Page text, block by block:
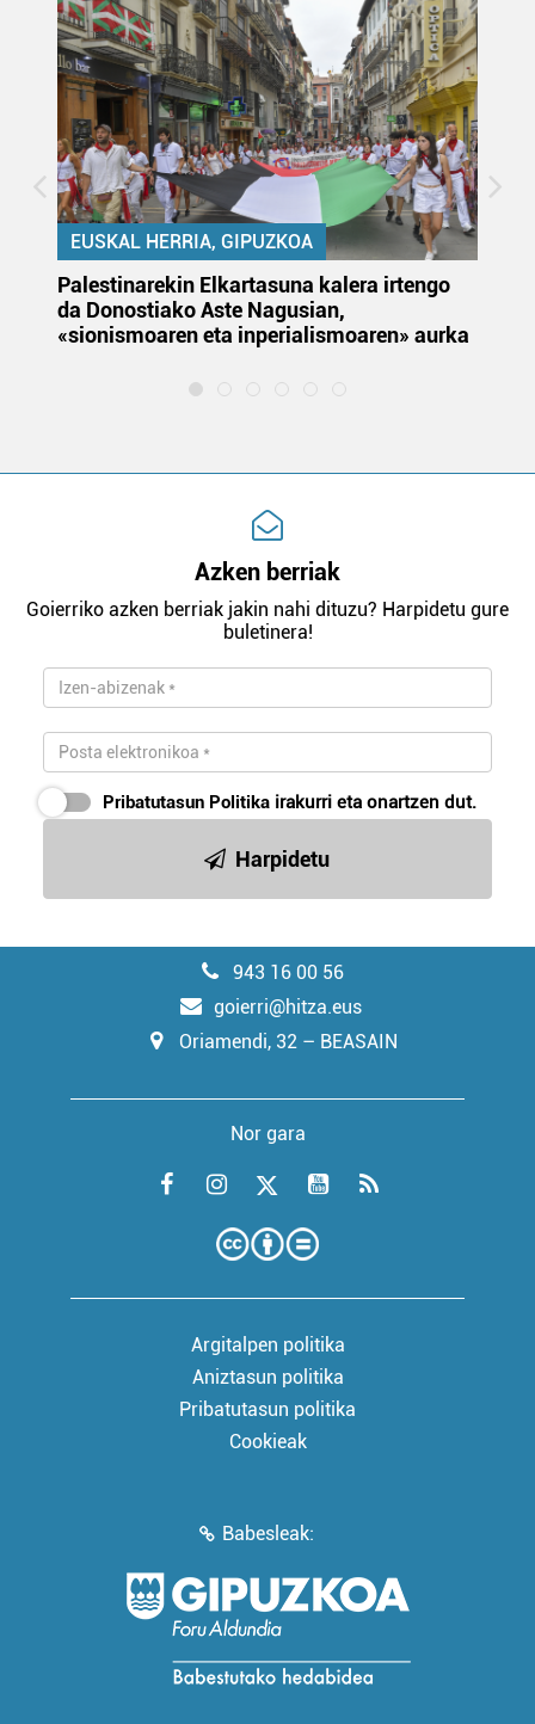
EUSKAL HERRIA, GIPUZKOA
Palestinarekin Elkartasuna kalera irtengo
da Donostiako Aste Nagusian,
«sionismoaren eta inperialismoaren» aurka
Azken berriak
Goierriko azken berriak jakin nahi dituzu? Harpidetu gure
buletinera!
Pribatutasun Politika irakurri eta onartzen dut.
Harpidetu
943 16 00 56
goierri@hitza.eus
Oriamendi, 32 – BEASAIN
Nor gara
Argitalpen politika
Aniztasun politika
Pribatutasun politika
Cookieak
Babesleak: